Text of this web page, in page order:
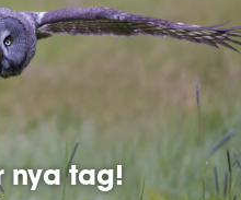
nya tag!